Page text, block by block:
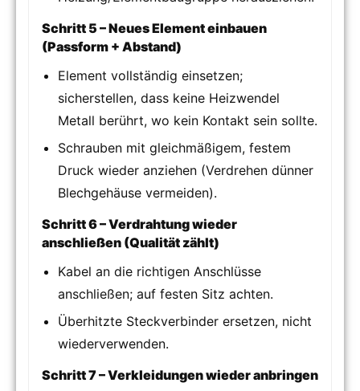
Schritt 5 – Neues Element einbauen
(Passform + Abstand)
Element vollständig einsetzen;
sicherstellen, dass keine Heizwendel
Metall berührt, wo kein Kontakt sein sollte.
Schrauben mit gleichmäßigem, festem
Druck wieder anziehen (Verdrehen dünner
Blechgehäuse vermeiden).
Schritt 6 – Verdrahtung wieder
anschließen (Qualität zählt)
Kabel an die richtigen Anschlüsse
anschließen; auf festen Sitz achten.
Überhitzte Steckverbinder ersetzen, nicht
wiederverwenden.
Schritt 7 – Verkleidungen wieder anbringen